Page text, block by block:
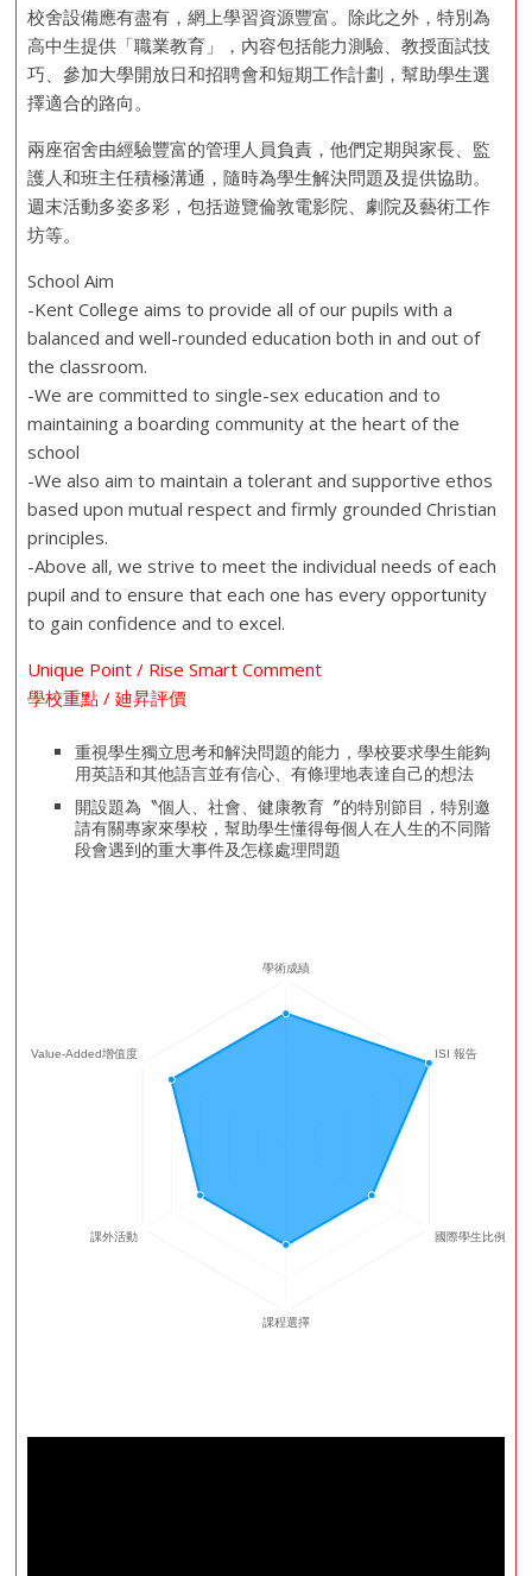
校舍設備應有盡有，網上學習資源豐富。除此之外，特別為
高中生提供「職業教育」，內容包括能力測驗、教授面試技
巧、參加大學開放日和招聘會和短期工作計劃，幫助學生選
擇適合的路向。
兩座宿舍由經驗豐富的管理人員負責，他們定期與家長、監
護人和班主任積極溝通，隨時為學生解決問題及提供協助。
週末活動多姿多彩，包括遊覽倫敦電影院、劇院及藝術工作
坊等。
School Aim
-Kent College aims to provide all of our pupils with a
balanced and well-rounded education both in and out of
the classroom.
-We are committed to single-sex education and to
maintaining a boarding community at the heart of the
school
-We also aim to maintain a tolerant and supportive ethos
based upon mutual respect and firmly grounded Christian
principles.
-Above all, we strive to meet the individual needs of each
pupil and to ensure that each one has every opportunity
to gain confidence and to excel.
Unique Point / Rise Smart Comment
學校重點 / 廸昇評價
重視學生獨立思考和解決問題的能力，學校要求學生能夠
用英語和其他語言並有信心、有條理地表達自己的想法
開設題為〝個人、社會、健康教育〞的特別節目，特別邀
請有關專家來學校，幫助學生懂得每個人在人生的不同階
段會遇到的重大事件及怎樣處理問題